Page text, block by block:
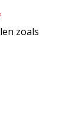
zoals